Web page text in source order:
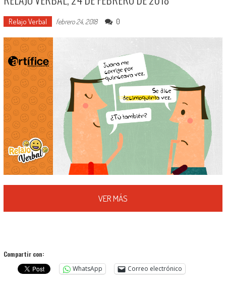
Relajo Verbal febrero 24, 2018 0
VER MÁS
Compartir con:
WhatsApp
Correo electrónico